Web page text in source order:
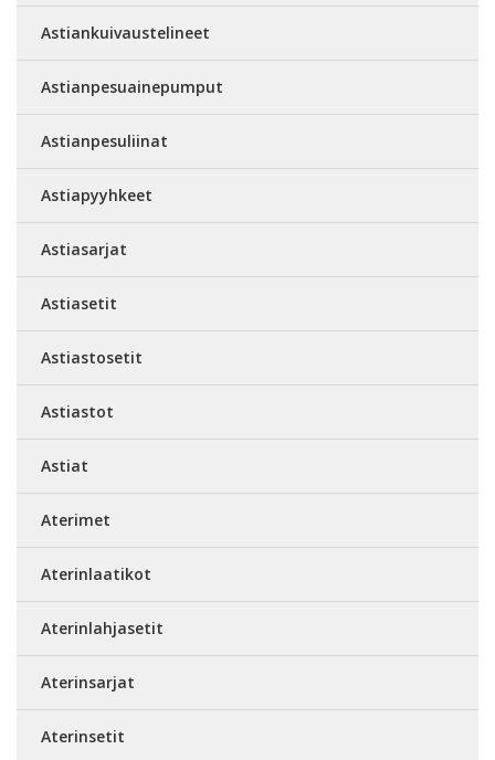
Astiankuivaustelineet
Astianpesuainepumput
Astianpesuliinat
Astiapyyhkeet
Astiasarjat
Astiasetit
Astiastosetit
Astiastot
Astiat
Aterimet
Aterinlaatikot
Aterinlahjasetit
Aterinsarjat
Aterinsetit